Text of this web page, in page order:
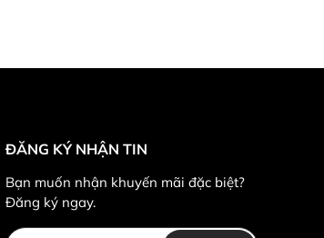
ĐĂNG KÝ NHẬN TIN
Bạn muốn nhận khuyến mãi đặc biệt?
Đăng ký ngay.